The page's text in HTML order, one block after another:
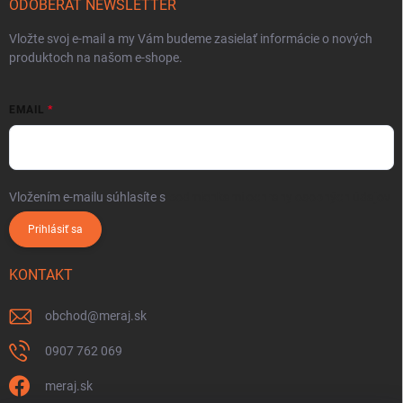
ODOBERAŤ NEWSLETTER
Vložte svoj e-mail a my Vám budeme zasielať informácie o nových
produktoch na našom e-shope.
EMAIL
Vložením e-mailu súhlasíte s
Prihlásiť sa
KONTAKT
obchod@meraj.sk
0907 762 069
meraj.sk